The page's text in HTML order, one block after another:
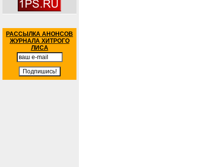
РАССЫЛКА АНОНСОВ
ЖУРНАЛА ХИТРОГО
ЛИСА